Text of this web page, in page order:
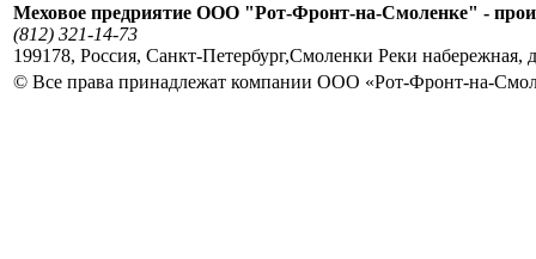
Меховое предриятие ООО "Рот-Фронт-на-Смоленке" -
(812) 321-14-73
199178, Россия, Санкт-Петербург,Смоленки Реки набережная,
© Все права принадлежат компании ООО «Рот-Фронт-на-